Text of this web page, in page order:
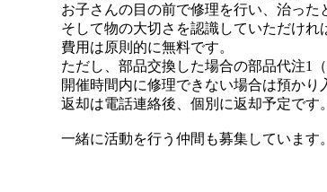
お子さんの目の前で修理を行い、治った
そして物の大切さを認識していただけれ
費用は原則的に無料です。
ただし、部品交換した場合の部品代注1
開催時間内に修理できない場合は預かり
返却は電話連絡後、個別に返却予定です。
一緒に活動を行う仲間も募集しています